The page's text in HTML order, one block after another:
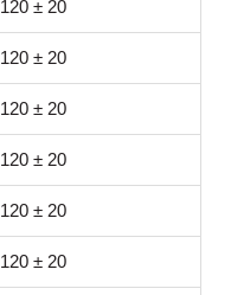
120 ± 20
120 ± 20
120 ± 20
120 ± 20
120 ± 20
120 ± 20